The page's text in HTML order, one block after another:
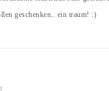
geschenken.. ein traum! :)